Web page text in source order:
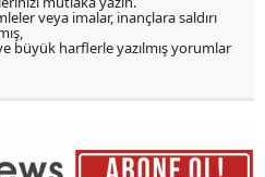
veya imalar, inançlara saldırı
büyük harflerle yazılmış yorumlar